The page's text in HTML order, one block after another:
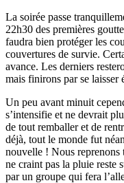
La soirée passe
22h30 des premières
faudra bien protéger les
couvertures de survie.
avance. Les derniers
mais finirons par se laisser
Un peu avant minuit
s’intensifie et ne devrait
de tout remballer et de
déjà, tout le monde fut
nouvelle ! Nous reprenons
ne craint pas la pluie reste
par un groupe qui fera